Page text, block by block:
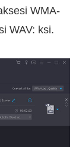
WMA-
WAV: ksi.